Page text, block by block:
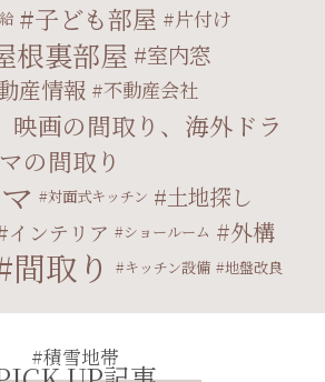
子ども部屋 片付け
根裏部屋 室内窓
産情報 不動産会社
映画の間取り、海外ドラ
の間取り
対面式キッチン 土地探し
インテリア ショールーム 外構
間取り キッチン設備 地盤改良
#積雪地帯